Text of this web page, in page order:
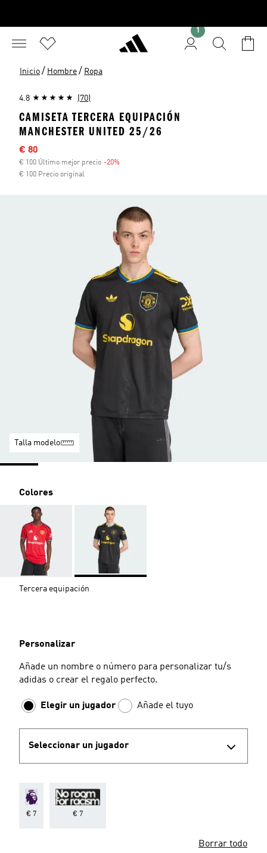
1
Inicio / Hombre / Ropa
4.8 (70)
CAMISETA TERCERA EQUIPACIÓN
MANCHESTER UNITED 25/26
Precio rebajado
€ 80
€ 100 Último mejor precio -20%
€ 100 Precio original
Talla modelo
Colores
Tercera equipación
Personalizar
Añade un nombre o número para personalizar tu/s
adidas o crear el regalo perfecto.
Elegir un jugador Añade el tuyo
Seleccionar un jugador
€ 7 € 7
Borrar todo